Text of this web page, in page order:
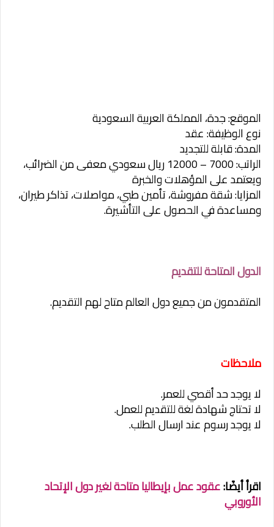
الموقع: جدة، المملكة العربية السعودية
نوع الوظيفة: عقد
المدة: قابلة للتجديد
الراتب: 7000 – 12000 ريال سعودي معفى من الضرائب،
ويعتمد على المؤهلات والخبرة
المزايا: شقة مفروشة، تأمين طبي، مواصلات، تذاكر طيران،
ومساعدة في الحصول على التأشيرة.
الدول المتاحة للتقديم
المتقدمون من جميع دول العالم متاح لهم التقديم.
ملاحظات
لا يوجد حد أقصي للعمر.
لا تحتاج شهادة لغة للتقديم للعمل.
لا يوجد رسوم عند ارسال الطلب.
اقرأ أيضًا:عقود عمل بإيطاليا متاحة لغير دول الإتحاد
الأوروبي